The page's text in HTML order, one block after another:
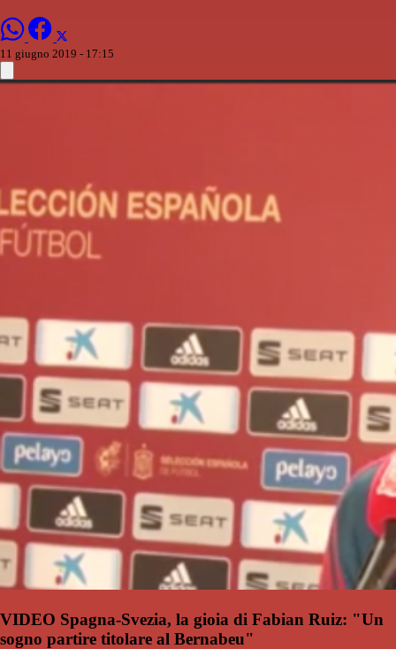
11 giugno 2019 - 17:15
VIDEO Spagna-Svezia, la gioia di Fabian Ruiz: "Un
sogno partire titolare al Bernabeu"